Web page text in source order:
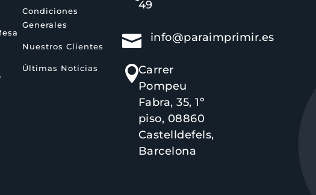
Condiciones
Generales
Nuestros Clientes
Últimas Noticias
49
 info@paraimprimir.es
Carrer
Pompeu
Fabra, 35, 1º
piso, 08860
Castelldefels,
Barcelona